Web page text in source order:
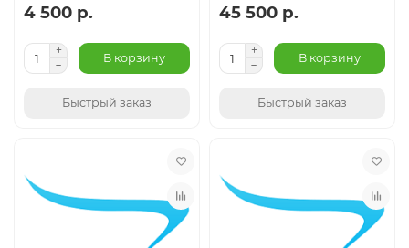
4 500 р.
В корзину
Быстрый заказ
45 500 р.
В корзину
Быстрый заказ